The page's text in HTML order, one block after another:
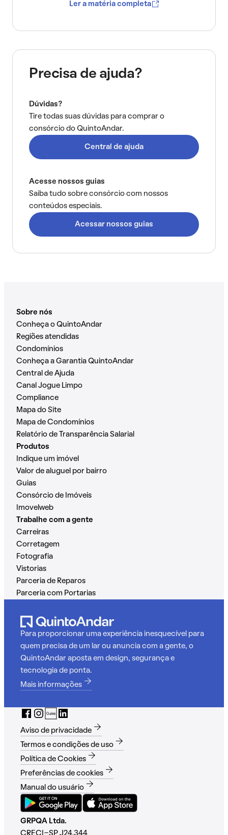
Ler a matéria completa
Precisa de ajuda?
Dúvidas?
Tire todas suas dúvidas para comprar o
consórcio do QuintoAndar.
Central de ajuda
Acesse nossos guias
Saiba tudo sobre consórcio com nossos
conteúdos especiais.
Acessar nossos guias
Sobre nós
Conheça o QuintoAndar
Regiões atendidas
Condomínios
Conheça a Garantia QuintoAndar
Central de Ajuda
Canal Jogue Limpo
Compliance
Mapa do Site
Mapa de Condomínios
Relatório de Transparência Salarial
Produtos
Indique um imóvel
Valor de aluguel por bairro
Guias
Consórcio de Imóveis
Imovelweb
Trabalhe com a gente
Carreiras
Corretagem
Fotografia
Vistorias
Parceria de Reparos
Parceria com Portarias
Para proporcionar uma experiência inesquecível para
quem precisa de um lar ou anuncia com a gente, o
QuintoAndar aposta em design, segurança e
tecnologia de ponta.
Mais informações
Aviso de privacidade
Termos e condições de uso
Política de Cookies
Preferências de cookies
Manual do usuário
GRPQA Ltda.